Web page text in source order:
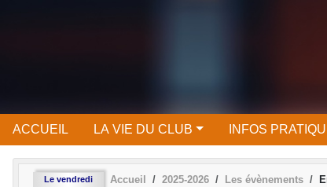
ACCUEIL LA VIE DU CLUB INFOS
Le vendredi Accueil 2025-2026 Les évènements